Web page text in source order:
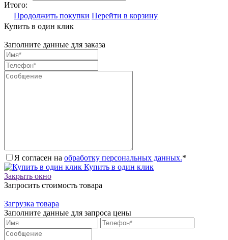
Итого:
Продолжить покупки Перейти в корзину
Купить в один клик
Заполните данные для заказа
Я согласен на обработку персональных данных.*
Купить в один клик
Закрыть окно
Запросить стоимость товара
Загрузка товара
Заполните данные для запроса цены